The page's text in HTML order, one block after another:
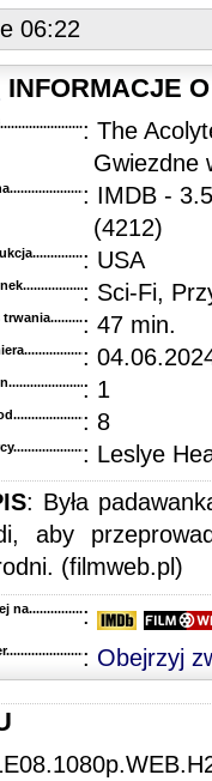
06:22
INFORMACJE
: The
Gwiezdne
: IMDB -
(4212)
: USA
: Sci-Fi,
: 47 min.
:
: 1
: 8
: Leslye
: Była
aby
(filmweb.pl)
na........................................
:
: Obejrzyj